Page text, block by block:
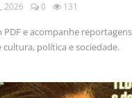
2026 0 131
PDF e acompanhe
política e sociedade.